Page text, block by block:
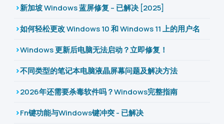
新加坡 Windows 蓝屏修复 – 已解决 [2025]
如何轻松更改 Windows 10 和 Windows 11 上的用户名
Windows 更新后电脑无法启动？立即修复！
不同类型的笔记本电脑液晶屏幕问题及解决方法
2026年还需要杀毒软件吗？Windows完整指南
Fn键功能与Windows键冲突 - 已解决